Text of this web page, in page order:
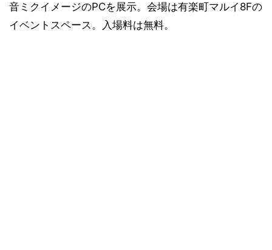
音ミクイメージのPCを展示。会場は有楽町マルイ8Fの
イベントスペース。入場料は無料。